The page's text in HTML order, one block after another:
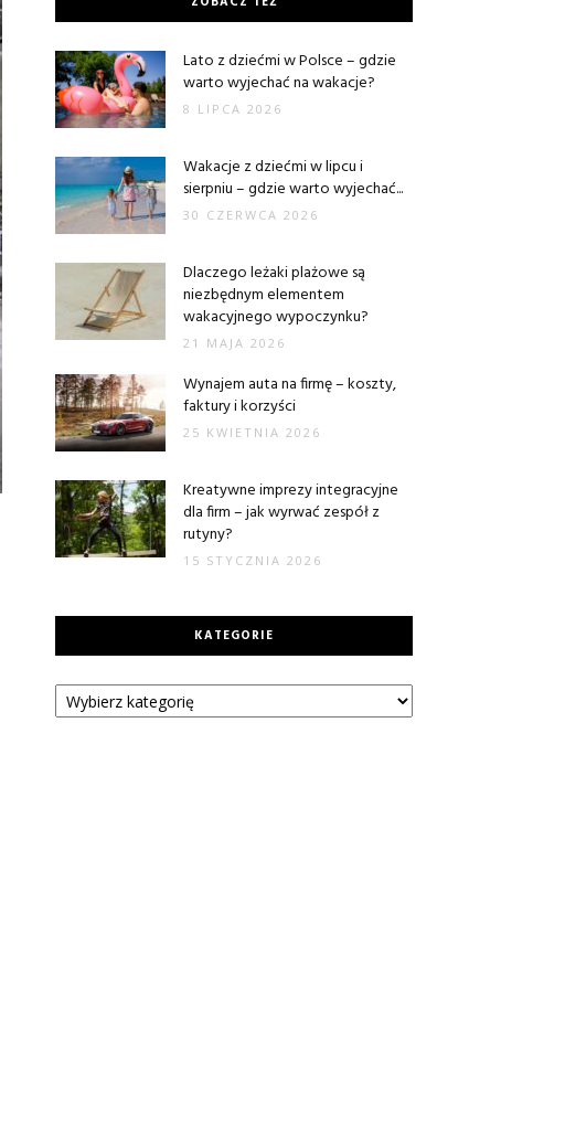
Lato z dziećmi w Polsce – gdzie
warto wyjechać na wakacje?
8 LIPCA 2026
Wakacje z dziećmi w lipcu i
sierpniu – gdzie warto wyjechać...
30 CZERWCA 2026
Dlaczego leżaki plażowe są
niezbędnym elementem
wakacyjnego wypoczynku?
21 MAJA 2026
Wynajem auta na firmę – koszty,
faktury i korzyści
25 KWIETNIA 2026
Kreatywne imprezy integracyjne
dla firm – jak wyrwać zespół z
rutyny?
15 STYCZNIA 2026
KATEGORIE
Kategorie